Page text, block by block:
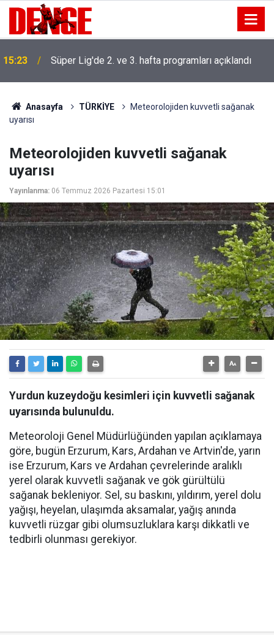
15:23 Süper Lig'de 2. ve 3. hafta programları açıklandı
Anasayfa TÜRKİYE
Meteorolojiden kuvvetli sağanak
uyarısı
Meteorolojiden kuvvetli sağanak
uyarısı
Yayınlanma: 06 Temmuz 2026 Pazartesi 15:01
Yurdun kuzeydoğu kesimleri için kuvvetli sağanak
uyarısında bulunuldu.
Meteoroloji Genel Müdürlüğünden yapılan açıklamaya
göre, bugün Erzurum, Kars, Ardahan ve Artvin'de, yarın
ise Erzurum, Kars ve Ardahan çevrelerinde aralıklı
yerel olarak kuvvetli sağanak ve gök gürültülü
sağanak bekleniyor. Sel, su baskını, yıldırım, yerel dolu
yağışı, heyelan, ulaşımda aksamalar, yağış anında
kuvvetli rüzgar gibi olumsuzluklara karşı dikkatli ve
tedbirli olunması gerekiyor.